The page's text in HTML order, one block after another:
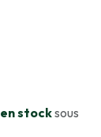
en stocksous